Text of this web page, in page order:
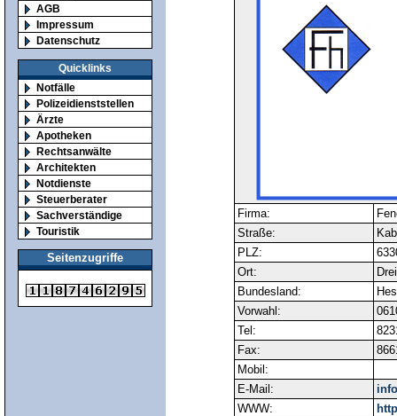
AGB
Impressum
Datenschutz
Quicklinks
Notfälle
Polizeidienststellen
Ärzte
Apotheken
Rechtsanwälte
Architekten
Notdienste
Steuerberater
Sachverständige
Touristik
Seitenzugriffe
Firma:
Straße:
PLZ:
Ort:
Bundesland:
Vorwahl:
Tel:
Fax:
Mobil:
E-Mail:
WWW: